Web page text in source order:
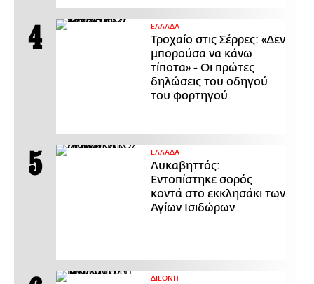
ΕΛΛΑΔΑ
Τροχαίο στις Σέρρες: «Δεν
μπορούσα να κάνω
τίποτα» - Οι πρώτες
δηλώσεις του οδηγού
του φορτηγού
ΕΛΛΑΔΑ
Λυκαβηττός:
Εντοπίστηκε σορός
κοντά στο εκκλησάκι των
Αγίων Ισιδώρων
ΔΙΕΘΝΗ